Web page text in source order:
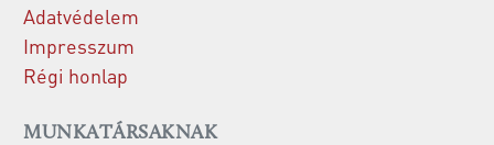
Adatvédelem
Impresszum
Régi honlap
MUNKATÁRSAKNAK